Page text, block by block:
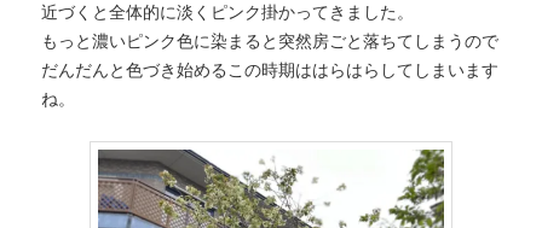
近づくと全体的に淡くピンク掛かってきました。
もっと濃いピンク色に染まると突然房ごと落ちてしまうので
だんだんと色づき始めるこの時期ははらはらしてしまいます
ね。